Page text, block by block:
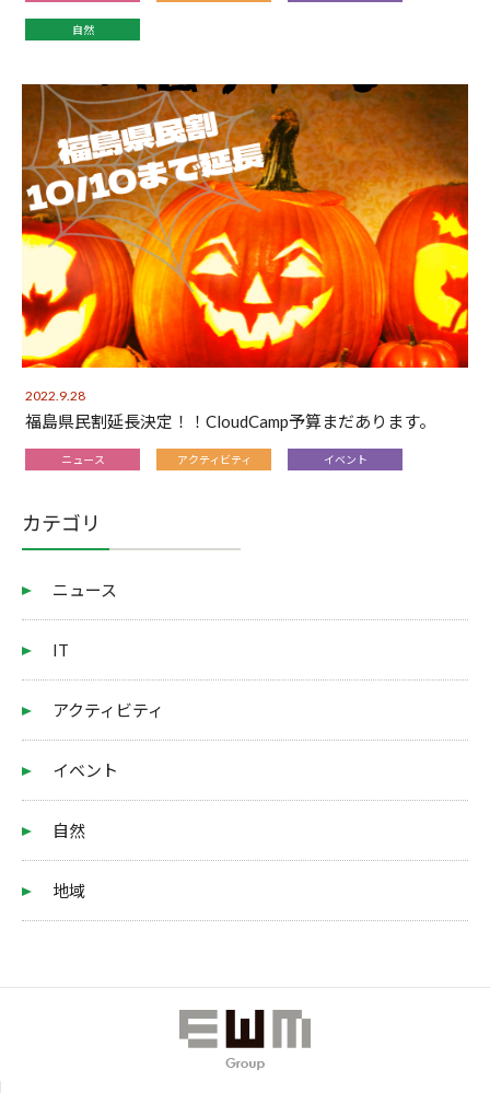
自然
2022.9.28
福島県民割延長決定！！CloudCamp予算まだあります。
ニュース アクティビティ イベント
カテゴリ
ニュース
IT
アクティビティ
イベント
自然
地域